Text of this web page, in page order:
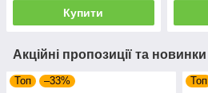
Купити
Акційні пропозиції та новинки
Топ –33% Топ